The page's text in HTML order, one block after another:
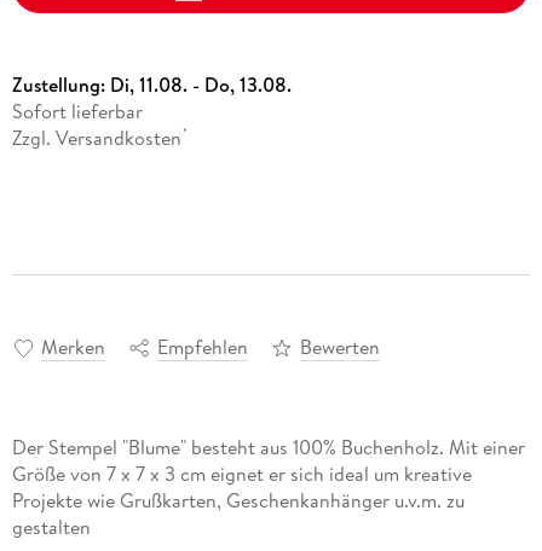
Zustellung: Di, 11.08. - Do, 13.08.
Sofort lieferbar
Zzgl. Versandkosten *
Merken Empfehlen Bewerten
Der Stempel "Blume" besteht aus 100% Buchenholz. Mit einer
Größe von 7 x 7 x 3 cm eignet er sich ideal um kreative
Projekte wie Grußkarten, Geschenkanhänger u.v.m. zu
gestalten